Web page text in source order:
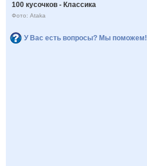
100 кусочков - Классика
Фото: Ataka
У Вас есть вопросы? Мы поможем!